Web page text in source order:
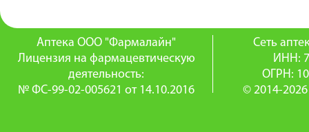
Аптека ООО "Фармалайн"
Лицензия на фармацевтическую
деятельность:
№ ФС-99-02-005621 от 14.10.2016
Сеть
ИНН:
ОГРН:
© 2014-